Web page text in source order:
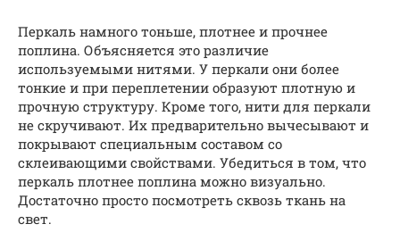
Перкаль намного тоньше, плотнее и прочнее
поплина. Объясняется это различие
используемыми нитями. У перкали они более
тонкие и при переплетении образуют плотную и
прочную структуру. Кроме того, нити для перкали
не скручивают. Их предварительно вычесывают и
покрывают специальным составом со
склеивающими свойствами. Убедиться в том, что
перкаль плотнее поплина можно визуально.
Достаточно просто посмотреть сквозь ткань на
свет.